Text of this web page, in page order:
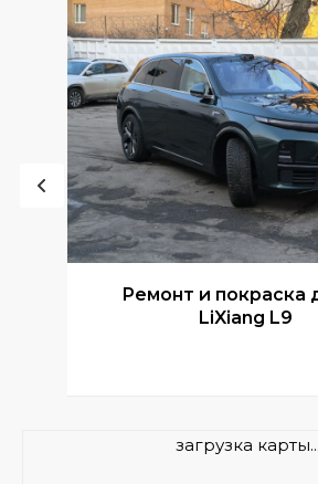
Ремонт и покраска
LiXiang L9
загрузка карты...